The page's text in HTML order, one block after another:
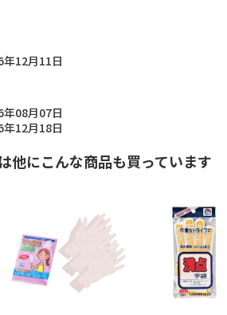
12月11日
08月07日
12月18日
他にこんな商品も買っています